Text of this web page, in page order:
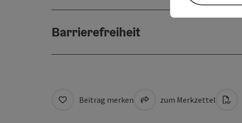
Barrierefreiheit
Beitrag merken zum Merkzettel